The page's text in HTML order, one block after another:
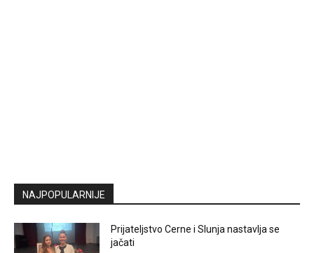
NAJPOPULARNIJE
Prijateljstvo Cerne i Slunja nastavlja se
jačati